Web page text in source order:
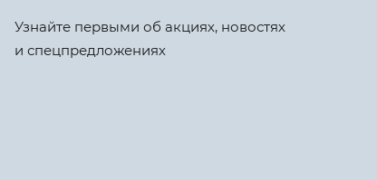
Узнайте первыми об акциях, новостях
и спецпредложениях